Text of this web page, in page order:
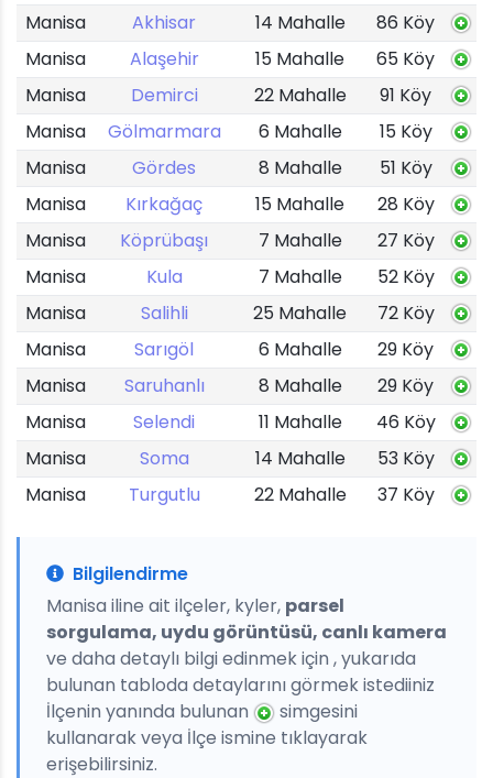
Manisa
Akhisar 14 Mahalle
86 Köy
Manisa
Alaşehir 15 Mahalle
65 Köy
Manisa
Demirci 22 Mahalle
91 Köy
Manisa
Gölmarmara 6 Mahalle
15 Köy
Manisa
Gördes 8 Mahalle
51 Köy
Manisa
Kırkağaç 15 Mahalle
28 Köy
Manisa
Köprübaşı 7 Mahalle
27 Köy
Manisa
Kula 7 Mahalle
52 Köy
Manisa
Salihli 25 Mahalle
72 Köy
Manisa
Sarıgöl 6 Mahalle
29 Köy
Manisa
Saruhanlı 8 Mahalle
29 Köy
Manisa
Selendi 11 Mahalle
46 Köy
Manisa
Soma 14 Mahalle
53 Köy
Manisa
Turgutlu 22 Mahalle 37 Köy
Bilgilendirme
Manisa iline ait ilçeler, kyler, parsel
sorgulama, uydu görüntüsü, canlı kamera
ve daha detaylı bilgi edinmek için , yukarıda
bulunan tabloda detaylarını görmek istediiniz
İlçenin yanında bulunan
simgesini
kullanarak veya İlçe ismine tıklayarak
erişebilirsiniz.